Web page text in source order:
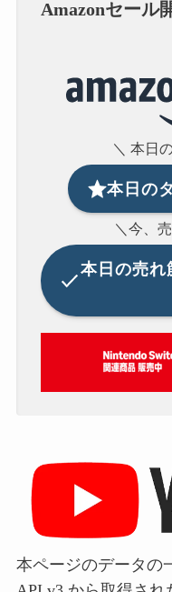
Amazonセール
＼ 本日
本日の
＼今、
本日の売れ
本ページのデータの